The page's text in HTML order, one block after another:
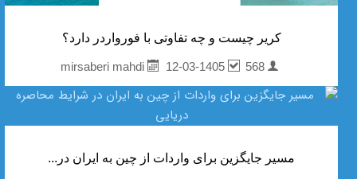
کریر چیست و چه تفاوتی با فورواردر دارد؟
mirsaberi mahdi
12-03-1405 568
مسیر جایگزین برای واردات از چین به ایران در...